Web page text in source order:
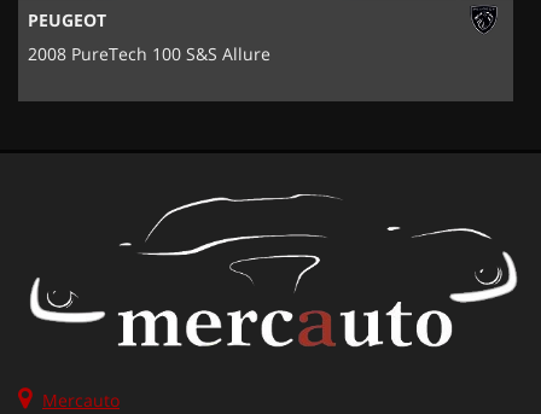
PEUGEOT
2008 PureTech 100 S&S Allure
Mercauto